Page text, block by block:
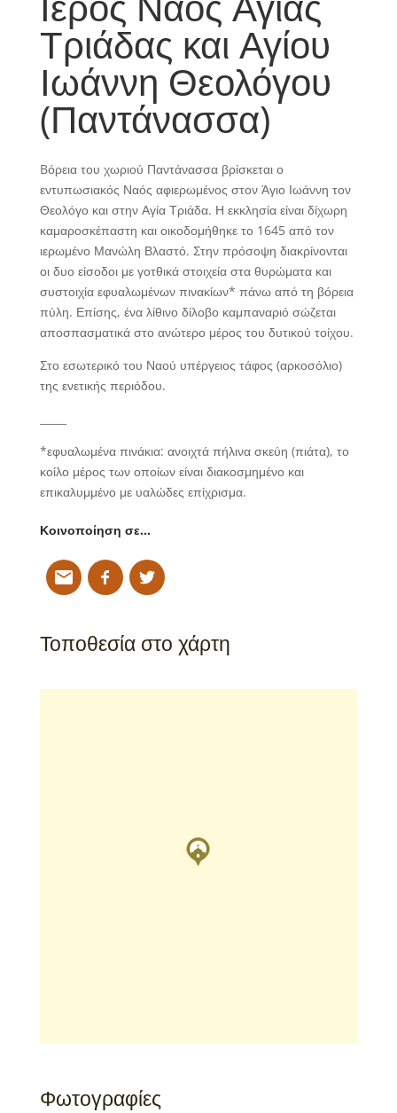
Τριάδας και Αγίου
Ιωάννη Θεολόγου
(Παντάνασσα)
Bόρεια του χωριού Παντάνασσα βρίσκεται ο
εντυπωσιακός Ναός αφιερωμένος στον Άγιο Ιωάννη τον
Θεολόγο και στην Αγία Τριάδα. Η εκκλησία είναι δίχωρη
καμαροσκέπαστη και οικοδομήθηκε το 1645 από τον
ιερωμένο Μανώλη Βλαστό. Στην πρόσοψη διακρίνονται
οι δυο είσοδοι με γοτθικά στοιχεία στα θυρώματα και
συστοιχία εφυαλωμένων πινακίων* πάνω από τη βόρεια
πύλη. Επίσης, ένα λίθινο δίλοβο καμπαναριό σώζεται
αποσπασματικά στο ανώτερο μέρος του δυτικού τοίχου.
Στο εσωτερικό του Ναού υπέργειος τάφος (αρκοσόλιο)
της ενετικής περιόδου.
*εφυαλωμένα πινάκια: ανοιχτά πήλινα σκεύη (πιάτα), το
κοίλο μέρος των οποίων είναι διακοσμημένο και
επικαλυμμένο με υαλώδες επίχρισμα.
Κοινοποίηση σε…
Τοποθεσία στο χάρτη
Φωτογραφίες